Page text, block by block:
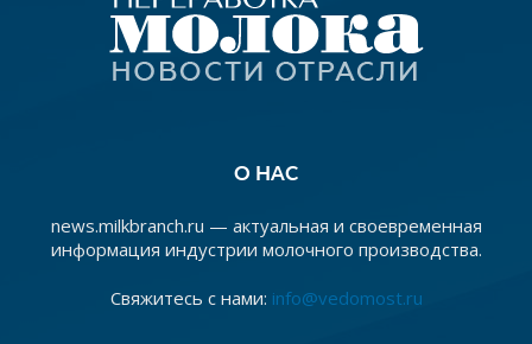
О НАС
news.milkbranch.ru — актуальная и своевременная
информация индустрии молочного производства.
Свяжитесь с нами: info@vedomost.ru